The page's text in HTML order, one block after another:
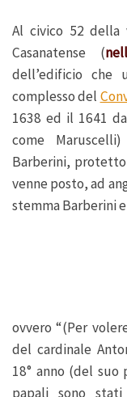
Al civico 52 della
Casanatense (
dell’edificio che
complesso del
1638 ed il 1641
come
Barberini,
venne posto, ad
stemma Barberini
ovvero “(Per
del cardinale
18° anno (del suo
papali sono